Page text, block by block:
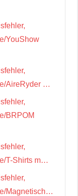
YouShow
AireRyder …
BRPOM
T-Shirts m…
Magnetisch…